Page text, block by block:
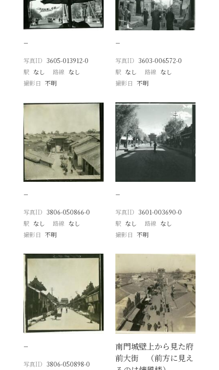
−
写真ID 3605-013912-0
駅 なし 路線 なし
撮影日
不明
−
写真ID 3603-006572-0
駅 なし 路線 なし
撮影日 不明
−
写真ID 3806-050866-0
駅 なし 路線 なし
撮影日
不明
−
写真ID 3601-003690-0
駅 なし 路線 なし
撮影日 不明
−
写真ID 3806-050898-0
南門城壁上から見た府
前大街 （前方に見え